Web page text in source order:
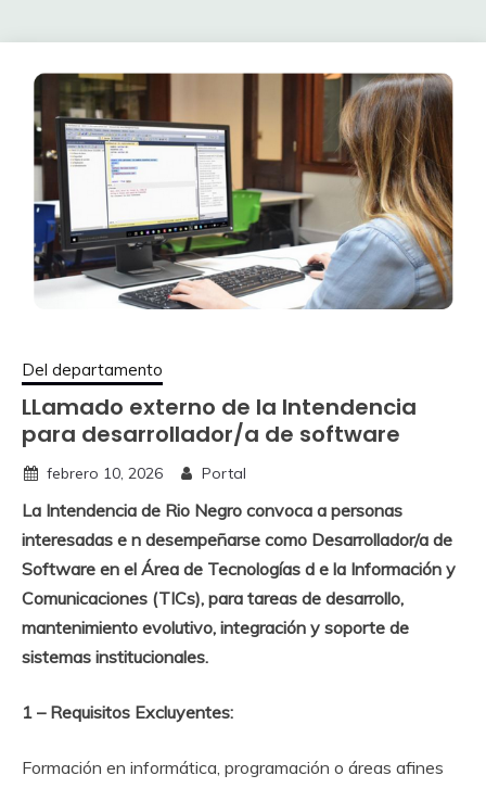
Del departamento
LLamado externo de la Intendencia
para desarrollador/a de software
febrero 10, 2026 Portal
La Intendencia de Rio Negro convoca a personas
interesadas e n desempeñarse como Desarrollador/a de
Software en el Área de Tecnologías d e la Información y
Comunicaciones (TICs), para tareas de desarrollo,
mantenimiento evolutivo, integración y soporte de
sistemas institucionales.
1 – Requisitos Excluyentes:
Formación en informática, programación o áreas afines